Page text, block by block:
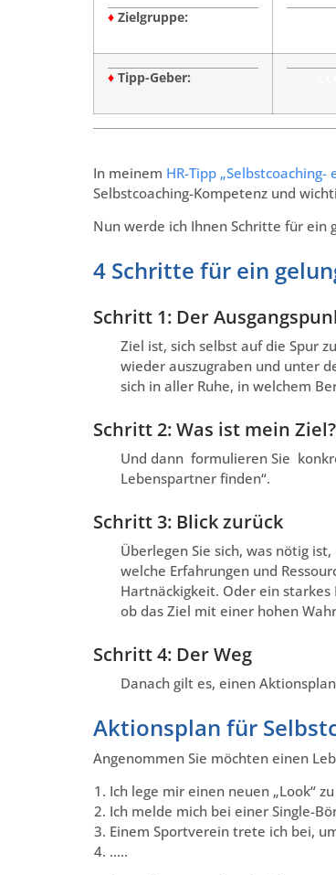
♦ Zielgruppe:
♦ Tipp-Geber:
In meinem HR-Tipp
Selbstcoaching-Kompetenz und
Nun werde ich Ihnen Schritte für ein
4 Schritte für ein
Schritt 1: Der
Ziel ist, sich selbst auf die Spur
wieder auszugraben und unter
sich in aller Ruhe, in welchem
Schritt 2: Was ist mein Ziel?
Und dann formulieren Sie
Lebenspartner finden“.
Schritt 3: Blick zurück
Überlegen Sie sich, was nötig
welche Erfahrungen und
Hartnäckigkeit. Oder ein
ob das Ziel mit einer hohen
Schritt 4: Der Weg
Danach gilt es, einen
Aktionsplan für
Angenommen Sie möchten einen
Ich lege mir einen neuen „Look“
Ich melde mich bei einer Single-
Einem Sportverein trete ich bei,
…..